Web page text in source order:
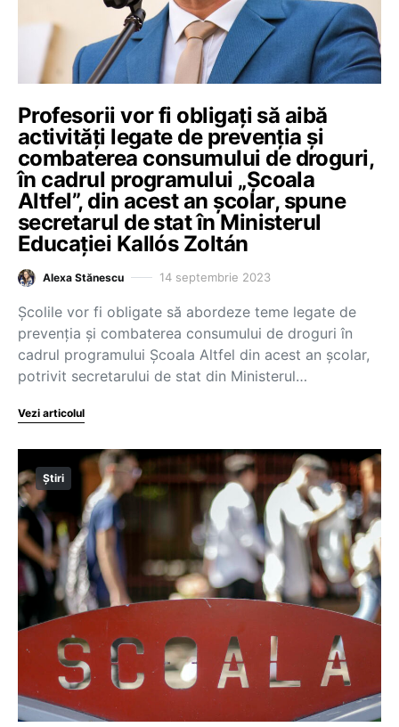
Profesorii vor fi obligați să aibă
activități legate de prevenția și
combaterea consumului de droguri,
în cadrul programului „Școala
Altfel”, din acest an școlar, spune
secretarul de stat în Ministerul
Educației Kallós Zoltán
Alexa Stănescu 14 septembrie 2023
Școlile vor fi obligate să abordeze teme legate de
prevenția și combaterea consumului de droguri în
cadrul programului Școala Altfel din acest an școlar,
potrivit secretarului de stat din Ministerul…
Vezi articolul
Știri